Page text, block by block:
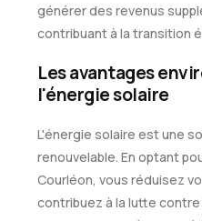
générer des revenus
contribuant à la transition
Les avantages
l'énergie solaire
L'énergie solaire est une
renouvelable. En optant
Courléon, vous réduisez
contribuez à la lutte